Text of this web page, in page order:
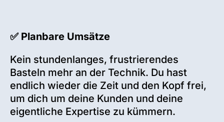
✅ Planbare Umsätze
Kein stundenlanges, frustrierendes
Basteln mehr an der Technik. Du hast
endlich wieder die Zeit und den Kopf frei,
um dich um deine Kunden und deine
eigentliche Expertise zu kümmern.